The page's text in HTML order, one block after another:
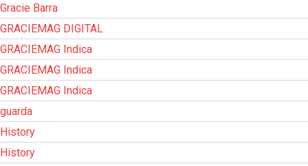
Gracie Barra
GRACIEMAG DIGITAL
GRACIEMAG Indica
GRACIEMAG Indica
GRACIEMAG Indica
guarda
History
History